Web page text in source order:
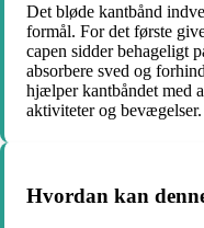
Det bløde kantbånd
formål. For det første
capen sidder behageligt
absorbere sved og
hjælper kantbåndet med
aktiviteter og bevægelser.
Hvordan kan